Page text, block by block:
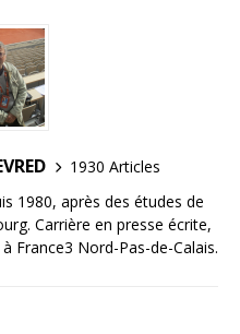
1930 Articles
1980, après des études de
Carrière en presse écrite,
France3 Nord-Pas-de-Calais.